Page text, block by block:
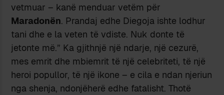
vetmuar – kanë menduar vetëm për
Maradonën. Prandaj edhe Diegoja ishte lodhur
tani dhe e la veten të vdiste. Nuk donte të
jetonte më.” Ka gjithnjë një ndarje, një cezurë,
mes emrit dhe mbiemrit të një celebriteti, të një
heroi popullor, të një ikone – e cila e ndan njeriun
nga shenja, ndonjëherë edhe fatalisht. Thotë